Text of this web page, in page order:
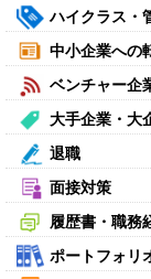
ハイクラス・
中小企業への
ベンチャー企
大手企業・大
退職
面接対策
履歴書・職務
ポートフォリ